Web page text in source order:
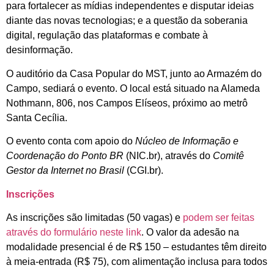
para fortalecer as mídias independentes e disputar ideias
diante das novas tecnologias; e a questão da soberania
digital, regulação das plataformas e combate à
desinformação.
O auditório da Casa Popular do MST, junto ao Armazém do
Campo, sediará o evento. O local está situado na Alameda
Nothmann, 806, nos Campos Elíseos, próximo ao metrô
Santa Cecília.
O evento conta com apoio do Núcleo de Informação e
Coordenação do Ponto BR (NIC.br), através do Comitê
Gestor da Internet no Brasil (CGI.br).
Inscrições
As inscrições são limitadas (50 vagas) e podem ser feitas
através do formulário neste link. O valor da adesão na
modalidade presencial é de R$ 150 – estudantes têm direito
à meia-entrada (R$ 75), com alimentação inclusa para todos